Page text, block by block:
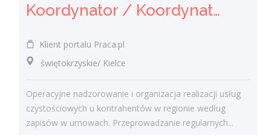
Koordynator / Koordynatorka Usług Serwisowych i Zespołów Terenowych
Klient portalu Praca.pl
świętokrzyskie/ Kielce
Operacyjne nadzorowanie i organizacja realizacji usług
czystościowych u kontrahentów w regionie według
zapisów w umowach. Przeprowadzanie regularnych...